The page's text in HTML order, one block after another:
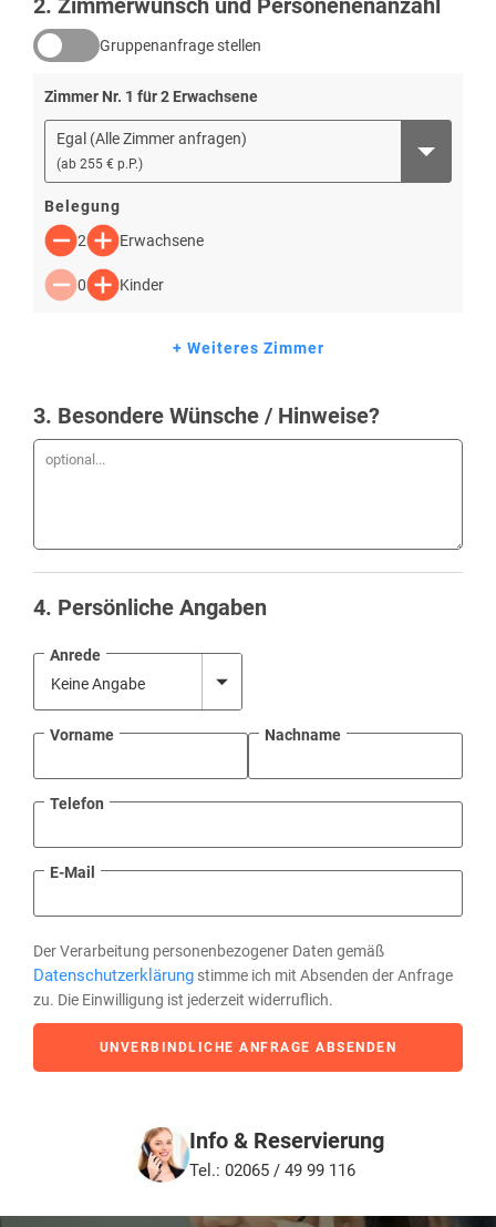
2. Zimmerwunsch und Personenenanzahl
Gruppenanfrage stellen
Zimmer Nr. 1 für2 Erwachsene
Egal (Alle Zimmer anfragen)
(ab 255 € p.P.)
Belegung
2
Erwachsene
0 Kinder
+ Weiteres Zimmer
3. Besondere Wünsche / Hinweise?
4. Persönliche Angaben
Anrede
Vorname Nachname
Telefon
E-Mail
Der Verarbeitung personenbezogener Daten gemäß
Datenschutzerklärung stimme ich mit Absenden der Anfrage
zu. Die Einwilligung ist jederzeit widerruflich.
UNVERBINDLICHE ANFRAGE ABSENDEN
Info & Reservierung
Tel.: 02065 / 49 99 116